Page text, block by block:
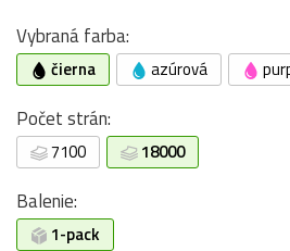
Vybraná farba:
čierna azúrová
Počet strán:
7100 18000
Balenie:
1-pack